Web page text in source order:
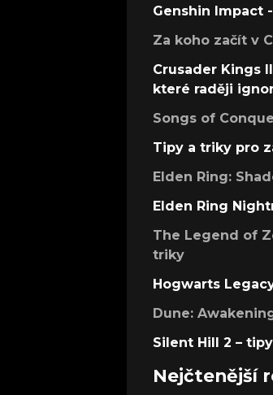
Genshin Impact
Za koho začít v
Crusader Kings
které raději
Songs of
Tipy a triky pro
Elden Ring:
Elden Ring
The Legend of
triky
Hogwarts
Dune:
Silent Hill 2 –
Nejčtenější